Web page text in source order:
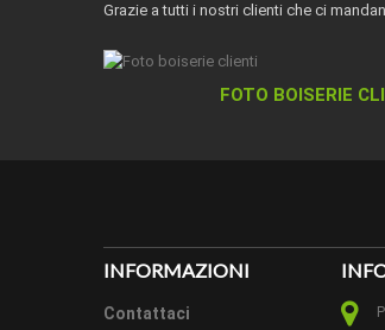
Grazie a tutti i nostri clienti che ci
FOTO BOISERIE
INFORMAZIONI
Contattaci